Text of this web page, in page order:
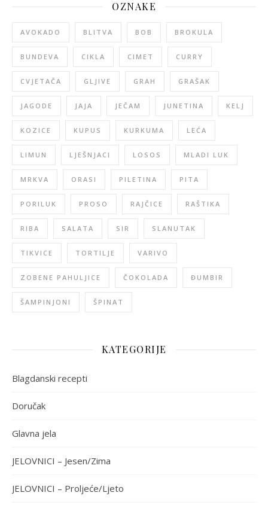
OZNAKE
AVOKADO BLITVA BOB BROKULA
BUNDEVA CIKLA CIMET CURRY
CVJETAČA GLJIVE GRAH GRAŠAK
JAGODE JAJA JEČAM JUNETINA KELJ
KOZICE KUPUS KURKUMA LEĆA
LIMUN LJEŠNJACI LOSOS MLADI LUK
MRKVA ORASI PILETINA PITA
PORILUK PROSO RAJČICE RAŠTIKA
RIBA SALATA SIR SLANUTAK
TIKVICE TORTILJE VARIVO
ZOBENE PAHULJICE ČOKOLADA ĐUMBIR
ŠAMPINJONI ŠPINAT
KATEGORIJE
Blagdanski recepti
Doručak
Glavna jela
JELOVNICI – Jesen/Zima
JELOVNICI – Proljeće/Ljeto